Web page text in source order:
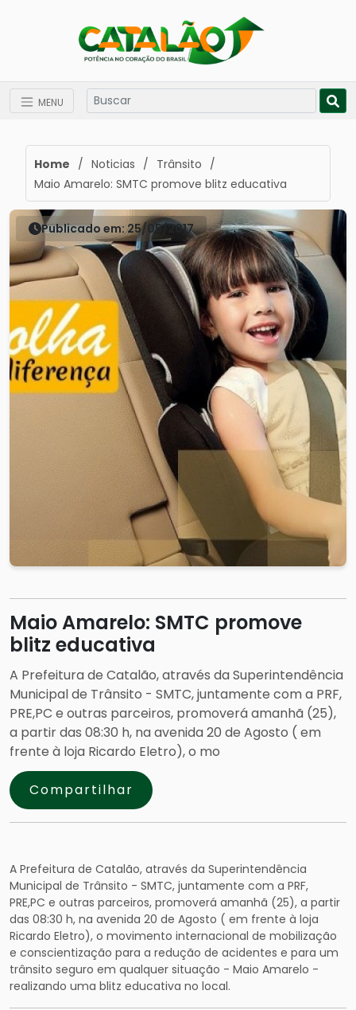
MENU
Home / Noticias / Trânsito /
Maio Amarelo: SMTC promove blitz educativa
Publicado em: 25/05/2017
Maio Amarelo: SMTC promove
blitz educativa
A Prefeitura de Catalão, através da Superintendência
Municipal de Trânsito - SMTC, juntamente com a PRF,
PRE,PC e outras parceiros, promoverá amanhã (25),
a partir das 08:30 h, na avenida 20 de Agosto ( em
frente à loja Ricardo Eletro), o mo
Compartilhar
A Prefeitura de Catalão, através da Superintendência
Municipal de Trânsito - SMTC, juntamente com a PRF,
PRE,PC e outras parceiros, promoverá amanhã (25), a partir
das 08:30 h, na avenida 20 de Agosto ( em frente à loja
Ricardo Eletro), o movimento internacional de mobilização
e conscientização para a redução de acidentes e para um
trânsito seguro em qualquer situação - Maio Amarelo -
realizando uma blitz educativa no local.